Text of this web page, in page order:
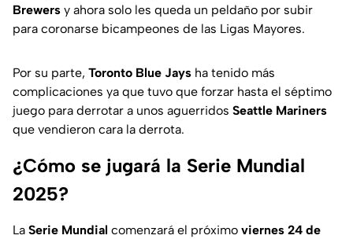
Brewers y ahora solo les queda un peldaño por subir
para coronarse bicampeones de las Ligas Mayores.
Por su parte, Toronto Blue Jays ha tenido más
complicaciones ya que tuvo que forzar hasta el séptimo
juego para derrotar a unos aguerridos Seattle Mariners
que vendieron cara la derrota.
¿Cómo se jugará la Serie Mundial
2025?
La Serie Mundial comenzará el próximo viernes 24 de